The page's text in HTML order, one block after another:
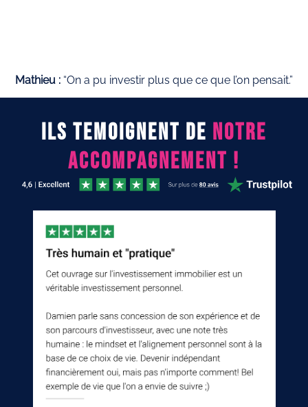
Mathieu : “On a pu investir plus que ce que l’on pensait.”
ILS TEMOIGNENT DE NOTRE
ACCOMPAGNEMENT !